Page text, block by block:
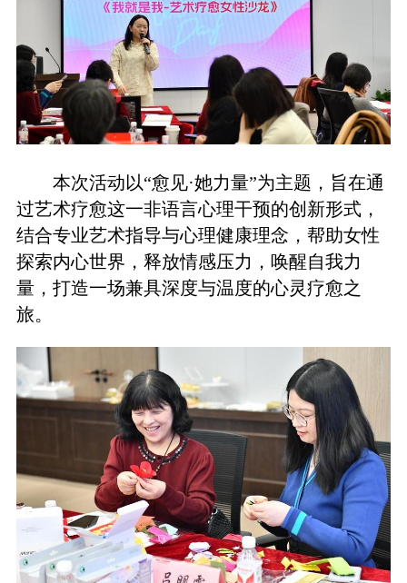
本次活动以“愈见·她力量”为主题，旨在通
过艺术疗愈这一非语言心理干预的创新形式，
结合专业艺术指导与心理健康理念，帮助女性
探索内心世界，释放情感压力，唤醒自我力
量，打造一场兼具深度与温度的心灵疗愈之
旅。